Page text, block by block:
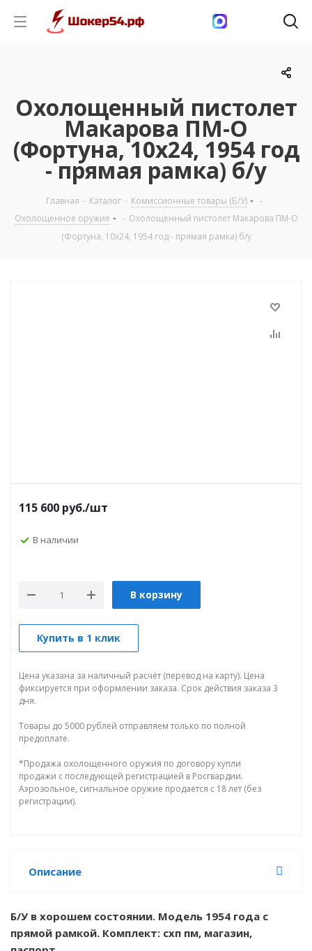
Охолощенный пистолет
Макарова ПМ-О
(Фортуна, 10х24, 1954 год
- прямая рамка) б/у
Главная - Каталог - Комиссионные товары (Б/У)
-
Охолощенное оружие
- Охолощенный пистолет Макарова ПМ-О
(Фортуна, 10х24, 1954 год - прямая рамка) б/у
115 600 руб./шт
В наличии
В корзину
Купить в 1 клик
Цена указана за наличный расчёт (перевод на карту). Цена
фиксируется при оформлении заказа. Срок действия заказа 3
дня.
Товары до 5000 рублей отправляем только по полной
предоплате.
*Продажа охолощенного оружия по договору купли
продажи с последующей регистрацией в Росгвардии.
Аэрозольное, сигнальное оружие продается с 18 лет (без
регистрации).
Описание
Б/У в хорошем состоянии. Модель 1954 года с
прямой рамкой. Комплект: схп пм, магазин,